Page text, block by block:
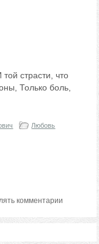
страсти, что
Только боль,
Любовь
комментарии